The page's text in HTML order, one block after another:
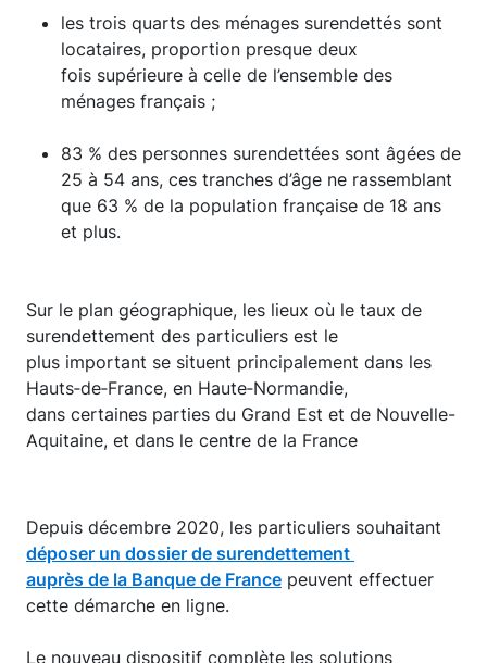
les trois quarts des ménages surendettés sont
locataires, proportion presque deux
fois supérieure à celle de l’ensemble des
ménages français ;
83 % des personnes surendettées sont âgées de
25 à 54 ans, ces tranches d’âge ne rassemblant
que 63 % de la population française de 18 ans
et plus.
Sur le plan géographique, les lieux où le taux de
surendettement des particuliers est le
plus important se situent principalement dans les
Hauts‑de‑France, en Haute‑Normandie,
dans certaines parties du Grand Est et de Nouvelle-
Aquitaine, et dans le centre de la France
Depuis décembre 2020, les particuliers souhaitant
déposer un dossier de surendettement
auprès de la Banque de France peuvent effectuer
cette démarche en ligne.
Le nouveau dispositif complète les solutions